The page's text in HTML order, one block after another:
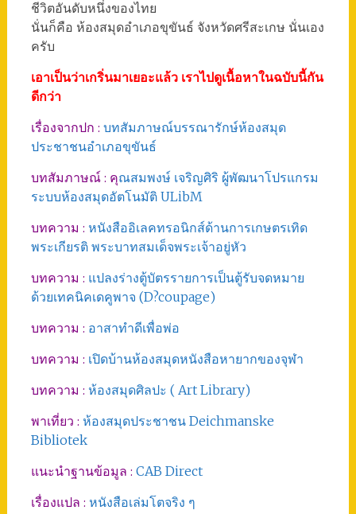
ชีวิตอันดับหนึ่งของไทย
นั่นก็คือ ห้องสมุดอำเภอขุขันธ์ จังหวัดศรีสะเกษ นั่นเอง
ครับ
เอาเป็นว่าเกริ่นมาเยอะแล้ว เราไปดูเนื้อหาในฉบับนี้กัน
ดีกว่า
เรื่องจากปก : บทสัมภาษณ์บรรณารักษ์ห้องสมุด
ประชาชนอำเภอขุขันธ์
บทสัมภาษณ์ : คุณสมพงษ์ เจริญศิริ ผู้พัฒนาโปรแกรม
ระบบห้องสมุดอัตโนมัติ ULibM
บทความ : หนังสืออิเลคทรอนิกส์ด้านการเกษตรเทิด
พระเกียรติ พระบาทสมเด็จพระเจ้าอยู่หัว
บทความ : แปลงร่างตู้บัตรรายการเป็นตู้รับจดหมาย
ด้วยเทคนิคเดคูพาจ (D?coupage)
บทความ : อาสาทำดีเพื่อพ่อ
บทความ : เปิดบ้านห้องสมุดหนังสือหายากของจุฬา
บทความ : ห้องสมุดศิลปะ ( Art Library)
พาเที่ยว : ห้องสมุดประชาชน Deichmanske
Bibliotek
แนะนำฐานข้อมูล : CAB Direct
เรื่องแปล : หนังสือเล่มโตจริง ๆ